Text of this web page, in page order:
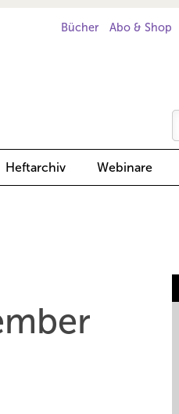
Bücher Abo & Shop
Heftarchiv Webinare